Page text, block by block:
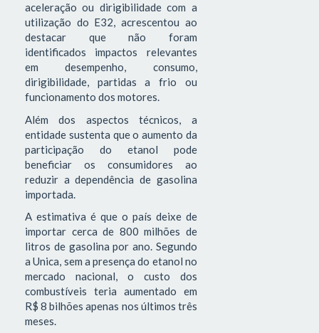
aceleração ou dirigibilidade com a
utilização do E32, acrescentou ao
destacar que não foram
identificados impactos relevantes
em desempenho, consumo,
dirigibilidade, partidas a frio ou
funcionamento dos motores.
Além dos aspectos técnicos, a
entidade sustenta que o aumento da
participação do etanol pode
beneficiar os consumidores ao
reduzir a dependência de gasolina
importada.
A estimativa é que o país deixe de
importar cerca de 800 milhões de
litros de gasolina por ano. Segundo
a Unica, sem a presença do etanol no
mercado nacional, o custo dos
combustíveis teria aumentado em
R$ 8 bilhões apenas nos últimos três
meses.